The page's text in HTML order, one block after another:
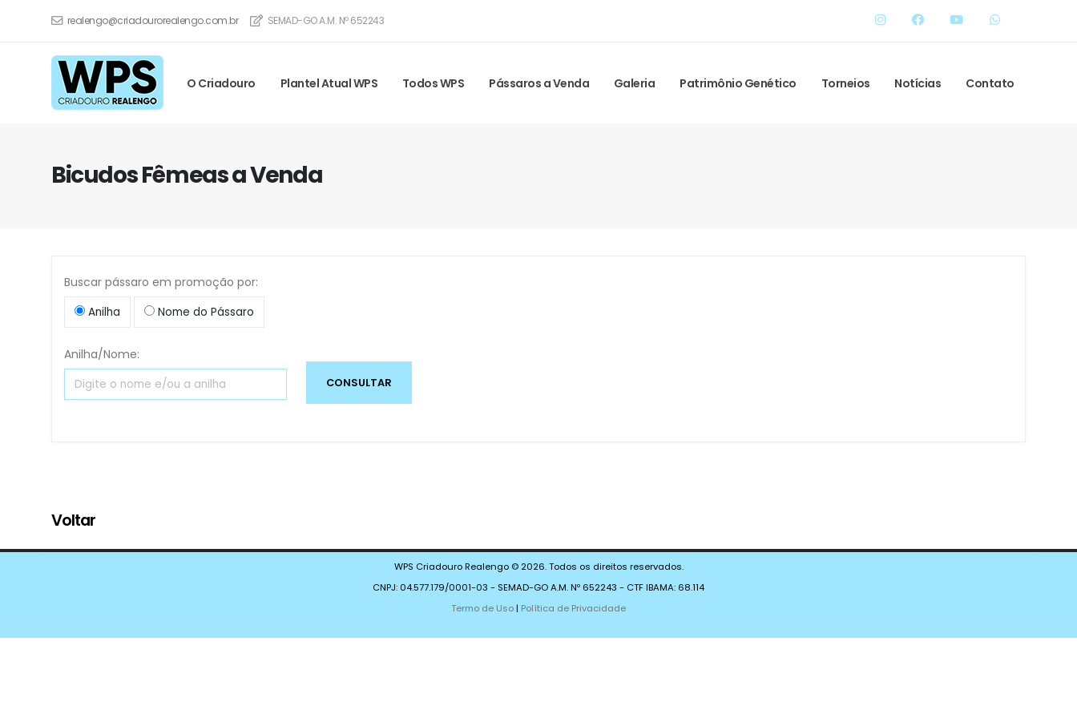
realengo@criadourorealengo.com.br SEMAD-GO A.M. Nº 652243
O Criadouro Plantel Atual WPS Todos WPS Pássaros a Venda Galeria Patrimônio Genético Torneios Notícias Contato
Bicudos Fêmeas a Venda
Buscar pássaro em promoção por:
Anilha Nome do Pássaro
Anilha/Nome:
Voltar
WPS Criadouro Realengo © 2026. Todos os direitos reservados.
CNPJ: 04.577.179/0001-03 - SEMAD-GO A.M. Nº 652243 - CTF IBAMA: 68.114
Termo de Uso| Política de Privacidade